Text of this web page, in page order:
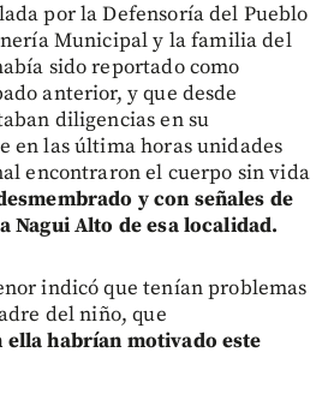
por la Defensoría del Pueblo
Municipal y la familia del
sido reportado como
anterior, y que desde
diligencias en su
en las última horas unidades
encontraron el cuerpo sin vida
y con señales de
Nagui Alto de esa localidad.
indicó que tenían problemas
del niño, que
ella habrían motivado este